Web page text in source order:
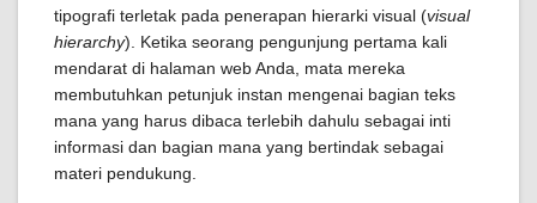
tipografi terletak pada penerapan hierarki visual (visual
hierarchy). Ketika seorang pengunjung pertama kali
mendarat di halaman web Anda, mata mereka
membutuhkan petunjuk instan mengenai bagian teks
mana yang harus dibaca terlebih dahulu sebagai inti
informasi dan bagian mana yang bertindak sebagai
materi pendukung.